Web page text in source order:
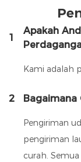
1
Apakah
Kami adalah
2 Bagaimana
Pengiriman
pengiriman
curah.